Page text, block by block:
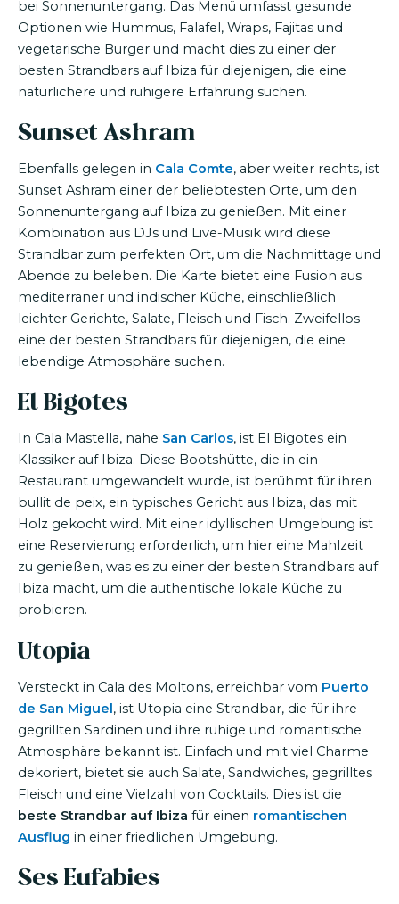
bei Sonnenuntergang. Das Menü umfasst gesunde
Optionen wie Hummus, Falafel, Wraps, Fajitas und
vegetarische Burger und macht dies zu einer der
besten Strandbars auf Ibiza für diejenigen, die eine
natürlichere und ruhigere Erfahrung suchen.
Sunset Ashram
Ebenfalls gelegen in Cala Comte, aber weiter rechts, ist
Sunset Ashram einer der beliebtesten Orte, um den
Sonnenuntergang auf Ibiza zu genießen. Mit einer
Kombination aus DJs und Live-Musik wird diese
Strandbar zum perfekten Ort, um die Nachmittage und
Abende zu beleben. Die Karte bietet eine Fusion aus
mediterraner und indischer Küche, einschließlich
leichter Gerichte, Salate, Fleisch und Fisch. Zweifellos
eine der besten Strandbars für diejenigen, die eine
lebendige Atmosphäre suchen.
El Bigotes
In Cala Mastella, nahe San Carlos, ist El Bigotes ein
Klassiker auf Ibiza. Diese Bootshütte, die in ein
Restaurant umgewandelt wurde, ist berühmt für ihren
bullit de peix, ein typisches Gericht aus Ibiza, das mit
Holz gekocht wird. Mit einer idyllischen Umgebung ist
eine Reservierung erforderlich, um hier eine Mahlzeit
zu genießen, was es zu einer der besten Strandbars auf
Ibiza macht, um die authentische lokale Küche zu
probieren.
Utopia
Versteckt in Cala des Moltons, erreichbar vom Puerto
de San Miguel, ist Utopia eine Strandbar, die für ihre
gegrillten Sardinen und ihre ruhige und romantische
Atmosphäre bekannt ist. Einfach und mit viel Charme
dekoriert, bietet sie auch Salate, Sandwiches, gegrilltes
Fleisch und eine Vielzahl von Cocktails. Dies ist die
beste Strandbar auf Ibiza für einen romantischen
Ausflug in einer friedlichen Umgebung.
Ses Eufabies